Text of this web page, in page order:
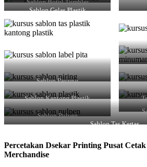
Sablon Botol Tumbler
Sablon Gelas Plastik
Sablon Payung
Sablon Kantong Plastik
Sablon Pulpen
Sablon Tas Kertas
Percetakan Dsekar Printing Pusat
Merchandise